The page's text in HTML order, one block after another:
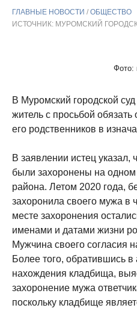
ГЛАВНЫЕ НОВОСТИ / ОБЩЕСТВО
ИСТОЧНИК: МУРОМСКИЙ
Фото:
В Муромский городской
житель с просьбой обязать
его родственников в
В заявлении истец указал,
были захоронены на
района. Летом 2020 года,
захоронила своего мужа в
месте захоронения
именами и датами жизни
Мужчина своего согласия
Более того, обратившись
нахождения кладбища,
захоронение мужа
поскольку кладбище